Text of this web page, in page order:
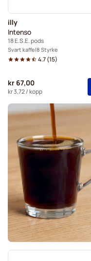
illy
Intenso
18 E.S.E. pods
Svart kaffe 8 Styrke
4.7(15)
kr 67,00
kr 3,72/ kopp